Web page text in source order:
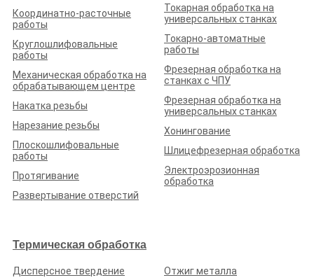
Координатно-расточные
работы
Круглошлифовальные
работы
Механическая обработка на
обрабатывающем центре
Накатка резьбы
Нарезание резьбы
Плоскошлифовальные
работы
Протягивание
Развертывание отверстий
Токарная обработка на
универсальных станках
Токарно-автоматные
работы
Фрезерная обработка на
станках с ЧПУ
Фрезерная обработка на
универсальных станках
Хонингование
Шлицефрезерная обработка
Электроэрозионная
обработка
Термическая обработка
Дисперсное твердение
Отжиг металла
30.05.2023
При поддержке